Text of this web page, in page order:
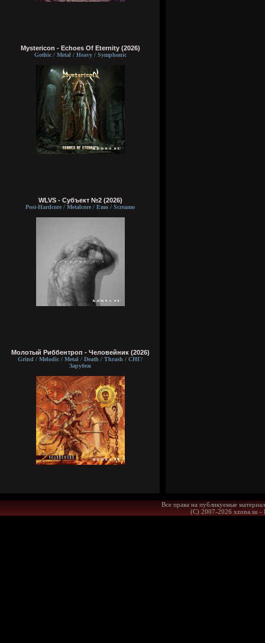
Mystericon - Echoes Of Eternity (2026)
Gothic / Metal / Heavy / Symphonic
WLVS - Субъект №2 (2026)
Post-Hardcore / Metalcore / Emo / Screamo
Молотый Риббентроп - Человейник (2026)
Grind / Melodic / Metal / Death / Thrash / СНГ/
Зарубеж
Все права на публикуемые
(С) 2007-2026 xzona.su -